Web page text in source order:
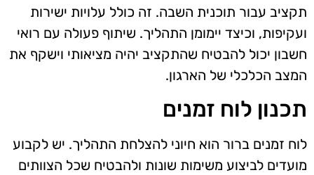
תקציב עבור תוכנית השבה. זה כולל עלויות ישירות
ועקיפות, וכיצד יימומן התהליך. שיתוף פעולה עם רואי
חשבון יכול להבטיח שהתקציב יהיה מציאותי וישקף את
המצב הכלכלי של הארגון.
תכנון לוח זמנים
לוח זמנים ברור הוא חיוני להצלחת התהליך. יש לקבוע
מועדים לביצוע משימות שונות ולהבטיח שכל הצוותים